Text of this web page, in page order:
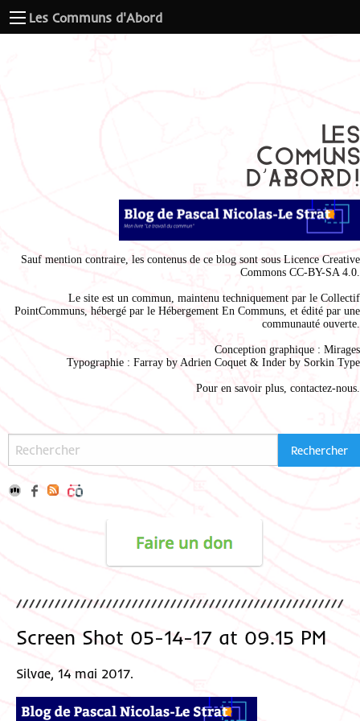
Les Communs d'Abord
Sauf mention contraire, les contenus de ce blog sont sous Licence Creative
Commons CC-BY-SA 4.0.
Le site est un commun, maintenu techniquement par le Collectif
PointCommuns, hébergé par le Hébergement En Communs, et édité par une
communauté ouverte.
Conception graphique : Mirages
Typographie : Farray by Adrien Coquet & Inder by Sorkin Type
Pour en savoir plus, contactez-nous.
Screen Shot 05-14-17 at 09.15 PM
Silvae, 14 mai 2017.